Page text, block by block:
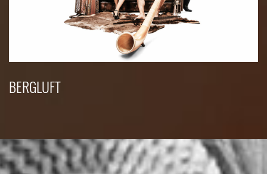
BERGLUFT